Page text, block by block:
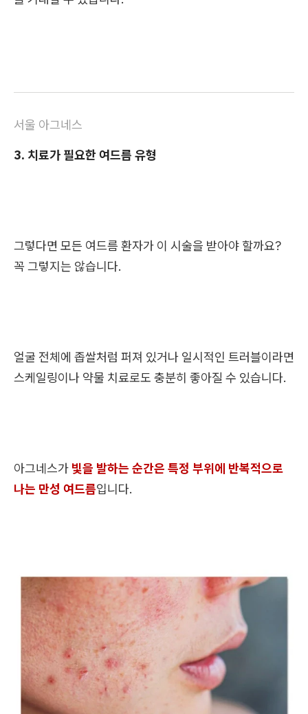
서울 아그네스
3. 치료가 필요한 여드름 유형
그렇다면 모든 여드름 환자가 이 시술을 받아야 할까요?
꼭 그렇지는 않습니다.
얼굴 전체에 좁쌀처럼 퍼져 있거나 일시적인 트러블이라면
스케일링이나 약물 치료로도 충분히 좋아질 수 있습니다.
아그네스가 빛을 발하는 순간은 특정 부위에 반복적으로
나는 만성 여드름입니다.